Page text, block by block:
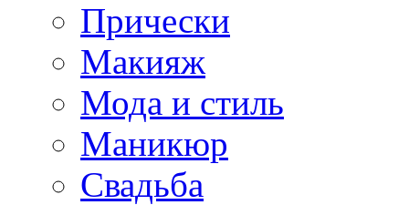
Прически
Макияж
Мода и стиль
Маникюр
Свадьба